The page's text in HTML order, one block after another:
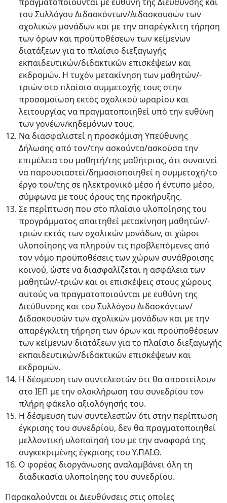
του Συλλόγου Διδασκόντων/Διδασκουσών των
σχολικών μονάδων και με την απαρέγκλιτη τήρηση
των όρων και προϋποθέσεων των κείμενων
διατάξεων για το πλαίσιο διεξαγωγής
εκπαιδευτικών/διδακτικών επισκέψεων και
εκδρομών. Η τυχόν μετακίνηση των μαθητών/-
τριών στο πλαίσιο συμμετοχής τους στην
προσομοίωση εκτός σχολικού ωραρίου και
λειτουργίας να πραγματοποιηθεί υπό την ευθύνη
των γονέων/κηδεμόνων τους.
Να διασφαλιστεί η προσκόμιση Υπεύθυνης
Δήλωσης από τον/την ασκούντα/ασκούσα την
επιμέλεια του μαθητή/της μαθήτριας, ότι συναινεί
να παρουσιαστεί/δημοσιοποιηθεί η συμμετοχή/το
έργο του/της σε ηλεκτρονικό μέσο ή έντυπο μέσο,
σύμφωνα με τους όρους της προκήρυξης.
Σε περίπτωση που στο πλαίσιο υλοποίησης του
προγράμματος απαιτηθεί μετακίνηση μαθητών/-
τριών εκτός των σχολικών μονάδων, οι χώροι
υλοποίησης να πληρούν τις προβλεπόμενες από
τον νόμο προϋποθέσεις των χώρων συνάθροισης
κοινού, ώστε να διασφαλίζεται η ασφάλεια των
μαθητών/-τριών και οι επισκέψεις στους χώρους
αυτούς να πραγματοποιούνται με ευθύνη της
Διεύθυνσης και του Συλλόγου Διδασκόντων/
Διδασκουσών των σχολικών μονάδων και με την
απαρέγκλιτη τήρηση των όρων και προϋποθέσεων
των κείμενων διατάξεων για το πλαίσιο διεξαγωγής
εκπαιδευτικών/διδακτικών επισκέψεων και
εκδρομών.
Η δέσμευση των συντελεστών ότι θα αποστείλουν
στο ΙΕΠ με την ολοκλήρωση του συνεδρίου τον
πλήρη φάκελο αξιολόγησής του.
Η δέσμευση των συντελεστών ότι στην περίπτωση
έγκρισης του συνεδρίου, δεν θα πραγματοποιηθεί
μελλοντική υλοποίησή του με την αναφορά της
συγκεκριμένης έγκρισης του Υ.ΠΑΙ.Θ.
Ο φορέας διοργάνωσης αναλαμβάνει όλη τη
διαδικασία υλοποίησης του συνεδρίου.
Παρακαλούνται οι Διευθύνσεις στις οποίες